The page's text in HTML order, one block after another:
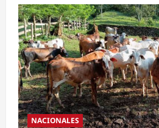
NACIONALES